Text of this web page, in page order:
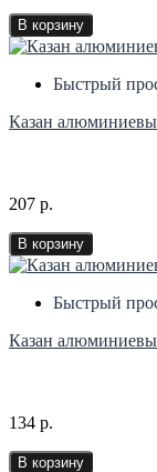
В корзину
Быстрый
Казан
207 р.
В корзину
Быстрый
Казан
134 р.
В корзину